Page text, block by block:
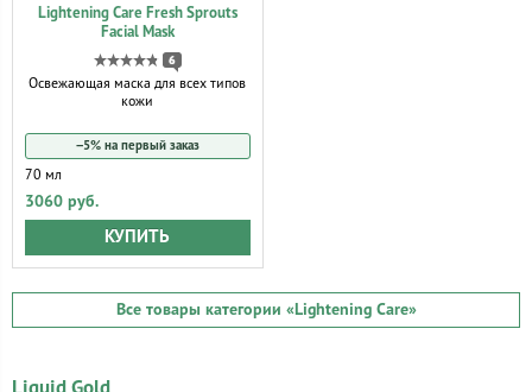
Lightening Care Fresh Sprouts
Facial Mask
6
Освежающая маска для всех типов
кожи
−5% на первый заказ
70 мл
3060 руб.
КУПИТЬ
Все товары категории «Lightening Care»